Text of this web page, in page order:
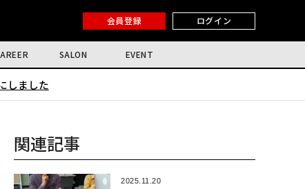
会員登録 ログイン
SALON EVENT
しました
関連記事
2025.11.20